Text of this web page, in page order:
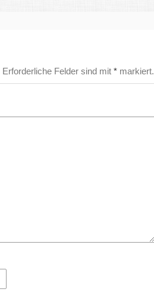
Erforderliche Felder sind mit * markiert.